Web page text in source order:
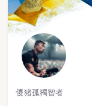
儍猪孤獨智者